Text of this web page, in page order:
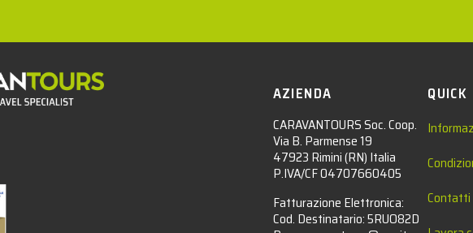
AZIENDA
CARAVANTOURS Soc. Coop.
Via B. Parmense 19
47923 Rimini (RN) Italia
P.IVA/CF 04707660405
Fatturazione Elettronica:
Cod. Destinatario: 5RUO82D
Contatti